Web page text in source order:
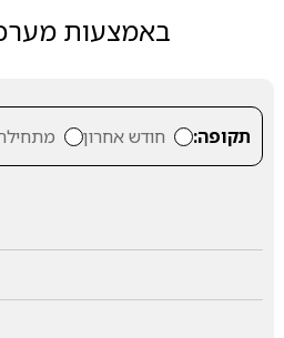
באמצעות
תקופה: חודש אחרון